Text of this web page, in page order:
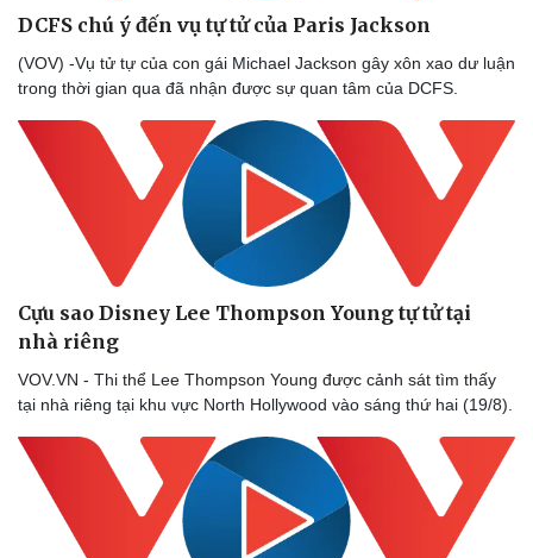
Sức khỏe
Cây thuốc
Sản phụ khoa
Nhi khoa
Nam khoa
Làm đẹp - giảm cân
Đời sống
Blog
Tình yêu - Gia đình
DCFS chú ý đến vụ tự tử của Paris Jackson
(VOV) -Vụ tử tự của con gái Michael Jackson gây xôn xao dư luận
trong thời gian qua đã nhận được sự quan tâm của DCFS.
Cựu sao Disney Lee Thompson Young tự tử tại
nhà riêng
VOV.VN - Thi thể Lee Thompson Young được cảnh sát tìm thấy
tại nhà riêng tại khu vực North Hollywood vào sáng thứ hai (19/8).